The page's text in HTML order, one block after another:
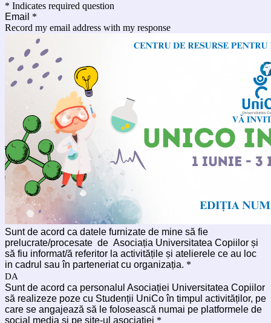
* Indicates required question
Email *
Record my email address with my response
Sunt de acord ca datele furnizate de mine să fie
prelucrate/procesate de Asociația Universitatea Copiilor și
să fiu informat/ă referitor la activitățile și atelierele ce au loc
in cadrul sau în parteneriat cu organizația. *
DA
Sunt de acord ca personalul Asociației Universitatea Copiilor
să realizeze poze cu Studenții UniCo în timpul activităților, pe
care se angajează să le folosească numai pe platformele de
social media și pe site-ul asociației *